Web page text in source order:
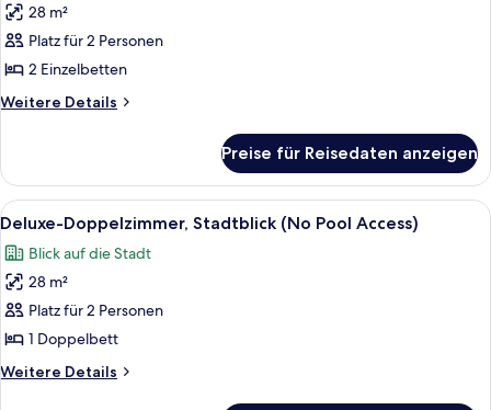
Access)
Standard-
Zweibettzimmer,
Meerblick
(No
Pool
anzeigen
28 m²
Platz für 2 Personen
2 Einzelbetten
Weitere Details
Weitere
Zweibettzimmer,
Meerblick
(No
Access)
Preise für Reisedaten anzeigen
Alle
Fotos
für
Deluxe-
Doppelzimmer,
Stadtblick
(No
Pool
Ein moderner Glasturm mit dem
8
Deluxe-Doppelzimmer, Stadtblick (No Pool Access)
Blick auf die Stadt
28 m²
Platz für 2 Personen
1 Doppelbett
Weitere Details
Weitere